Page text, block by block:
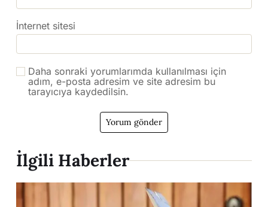
İnternet sitesi
Daha sonraki yorumlarımda kullanılması için
adım, e-posta adresim ve site adresim bu
tarayıcıya kaydedilsin.
İlgili Haberler